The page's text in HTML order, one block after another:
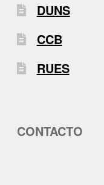
DUNS
CCB
RUES
CONTACTO